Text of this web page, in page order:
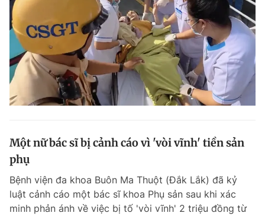
Một nữ bác sĩ bị cảnh cáo vì 'vòi vĩnh' tiền sản
phụ
Bệnh viện đa khoa Buôn Ma Thuột (Đắk Lắk) đã kỷ
luật cảnh cáo một bác sĩ khoa Phụ sản sau khi xác
minh phản ánh về việc bị tố 'vòi vĩnh' 2 triệu đồng từ